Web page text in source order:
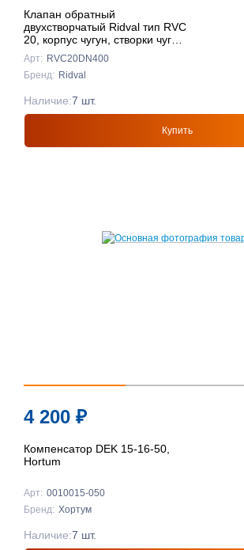
Клапан обратный
двухстворчатый Ridval тип RVC
20, корпус чугун, створки чуг
DN400 КРАСНЫЙ
Арт: RVC20DN400
Бренд: Ridval
Купить
Наличие:7 шт.
4 200 ₽
Компенсатор DEK 15-16-50,
Hortum
Арт: 0010015-050
Бренд: Хортум
Наличие:7 шт.